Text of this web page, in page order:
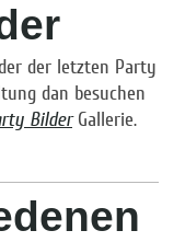
der letzten Party
dan besuchen
BilderGallerie.